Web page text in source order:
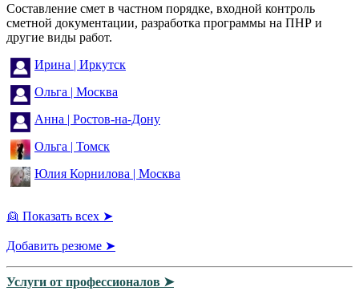
Составление смет в частном порядке, входной контроль
сметной документации, разработка программы на ПНР и
другие виды работ.
Ирина | Иркутск
Ольга | Москва
Анна | Ростов-на-Дону
Ольга | Томск
Юлия Корнилова | Москва
👱 Показать всех ➤
Добавить резюме ➤
Услуги от профессионалов ➤